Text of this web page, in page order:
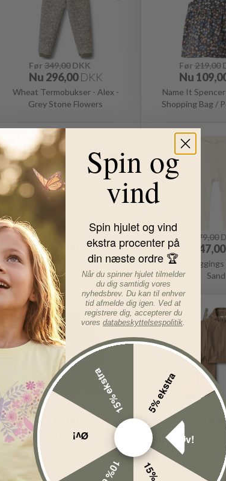
Før349,00DKK
Nu 296,00 DKK
Wheat Termobukser - Alex -
Grey Stone Flowers
Før219,00
Nu
Name It
Shopping Bag /
-15%
Før
Nu551,00 DKK
Wheat Regntøj m. Seler - Charlie
- Light Flint Letters
79,00
47,00
Name It Leggings
Sand
Før199,00 DKK
Nu DKK
Name It Fleece Jakke -
nmfMeeko - Peyote Leo
-20%
Før
Nu
Wheat Regntøj
-
Spin og
vind
Spin hjulet og vind
ekstra procenter på
din næste ordre 🏆
Når du spinner hjulet tilmelder
du dig samtidig vores
nyhedsbrev. Du kan til enhver
tid afmelde dig igen. Ved at
registrere dig, accepterer du
vores databeskyttelsespolitik.
5% ekstra
Øv!
Øv!
15% ekstra